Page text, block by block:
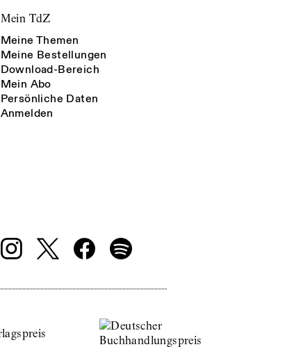
Mein TdZ
Meine Themen
Meine Bestellungen
Download-Bereich
Mein Abo
Persönliche Daten
Anmelden